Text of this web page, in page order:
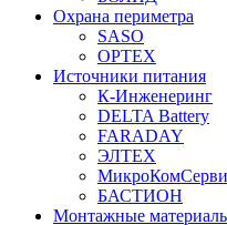
Охрана периметра
SASO
OPTEX
Источники питания
К-Инженеринг
DELTA Battery
FARADAY
ЭЛТЕХ
БАСТИОН
Монтажные